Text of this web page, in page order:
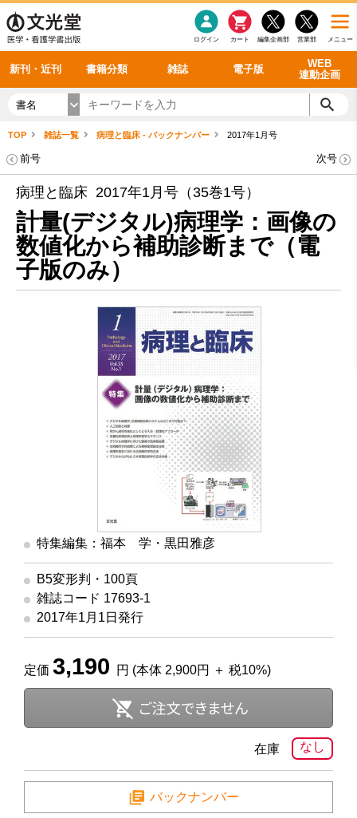
メニュー
営業部
編集企画部
カート
ログイン
新刊・近刊 書籍分類 雑誌 電子版
WEB
連動企画
感染症 老年医学
看護・介護
呼吸器
循環器
シリーズ一覧
雑誌投稿規定
理学療法
雑誌案内・年間購読 最新号 バックナンバー
電子書籍
電子雑誌
書籍「データに基づく臨床動作分析」WEB動画
書籍「眼手術学」WEB動画
書籍「神経症候学 II 改訂第二版」 WEB動画
新刊一覧
今後の発行予定
書名
TOP 雑誌一覧 病理と臨床 - バックナンバー 2017年1月号
前号 次号
病理と臨床 2017年1月号（35巻1号）
計量(デジタル)病理学：画像の
数値化から補助診断まで（電
子版のみ）
特集編集：福本 学・黒田雅彦
B5変形判・100頁
雑誌コード 17693-1
2017年1月1日発行
定価 3,190 円 (本体 2,900円 ＋ 税10%)
なし
在庫
バックナンバー